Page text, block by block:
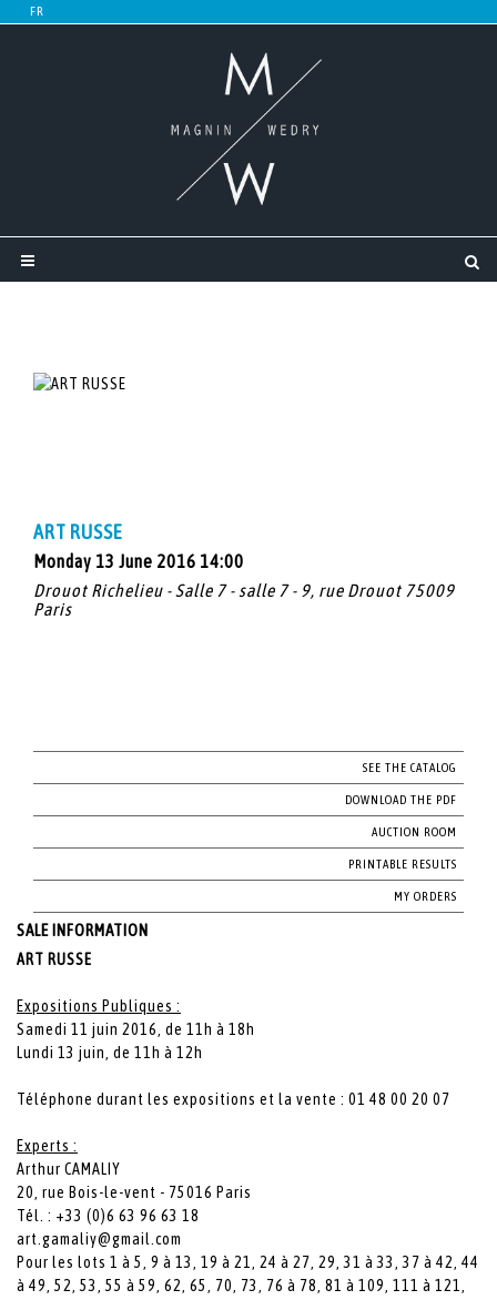
ART RUSSE
Monday 13 June 2016 14:00
Drouot Richelieu - Salle 7 - salle 7 - 9, rue Drouot 75009
Paris
SEE THE CATALOG
DOWNLOAD THE PDF
AUCTION ROOM
PRINTABLE RESULTS
MY ORDERS
SALE INFORMATION
ART RUSSE
Expositions Publiques :
Samedi 11 juin 2016, de 11h à 18h
Lundi 13 juin, de 11h à 12h
Téléphone durant les expositions et la vente : 01 48 00 20 07
Experts :
Arthur CAMALIY
20, rue Bois-le-vent - 75016 Paris
Tél. : +33 (0)6 63 96 63 18
art.gamaliy@gmail.com
Pour les lots 1 à 5, 9 à 13, 19 à 21, 24 à 27, 29, 31 à 33, 37 à 42, 44
à 49, 52, 53, 55 à 59, 62, 65, 70, 73, 76 à 78, 81 à 109, 111 à 121,